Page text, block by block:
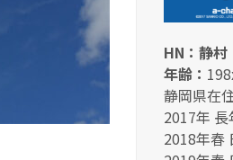
HN：静村
年齢：
静岡県在
2017年 長
2018年春